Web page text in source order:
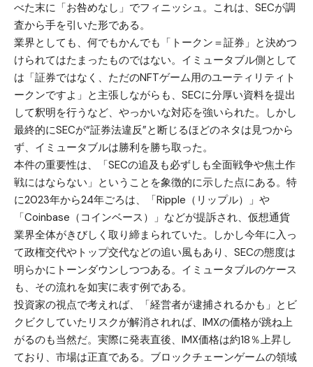
べた末に「お咎めなし」でフィニッシュ。これは、SECが調
査から手を引いた形である。
業界としても、何でもかんでも「トークン＝証券」と決めつ
けられてはたまったものではない。イミュータブル側として
は「証券ではなく、ただのNFTゲーム用のユーティリティト
ークンですよ」と主張しながらも、SECに分厚い資料を提出
して釈明を行うなど、やっかいな対応を強いられた。しかし
最終的にSECが“証券法違反”と断じるほどのネタは見つから
ず、イミュータブルは勝利を勝ち取った。
本件の重要性は、「SECの追及も必ずしも全面戦争や焦土作
戦にはならない」ということを象徴的に示した点にある。特
に2023年から24年ごろは、「Ripple（リップル）」や
「Coinbase（コインベース）」などが提訴され、仮想通貨
業界全体がきびしく取り締まられていた。しかし今年に入っ
て政権交代やトップ交代などの追い風もあり、SECの態度は
明らかにトーンダウンしつつある。イミュータブルのケース
も、その流れを如実に表す例である。
投資家の視点で考えれば、「経営者が逮捕されるかも」とビ
クビクしていたリスクが解消されれば、IMXの価格が跳ね上
がるのも当然だ。実際に発表直後、IMX価格は約18％上昇し
ており、市場は正直である。ブロックチェーンゲームの領域